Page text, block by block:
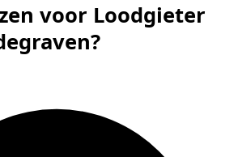
voor Loodgieter